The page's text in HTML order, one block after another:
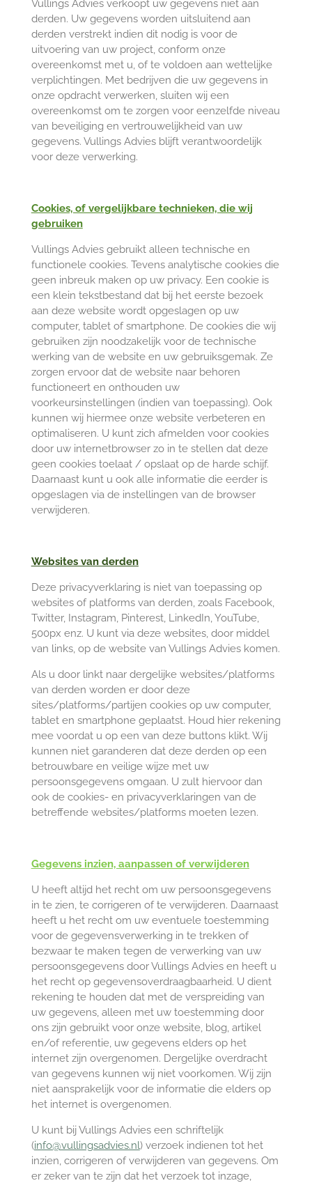
Vullings Advies verkoopt uw gegevens niet aan
derden. Uw gegevens worden uitsluitend aan
derden verstrekt indien dit nodig is voor de
uitvoering van uw project, conform onze
overeenkomst met u, of te voldoen aan wettelijke
verplichtingen. Met bedrijven die uw gegevens in
onze opdracht verwerken, sluiten wij een
overeenkomst om te zorgen voor eenzelfde niveau
van beveiliging en vertrouwelijkheid van uw
gegevens. Vullings Advies blijft verantwoordelijk
voor deze verwerking.
Cookies, of vergelijkbare technieken, die wij
gebruiken
Vullings Advies gebruikt alleen technische en
functionele cookies. Tevens analytische cookies die
geen inbreuk maken op uw privacy. Een cookie is
een klein tekstbestand dat bij het eerste bezoek
aan deze website wordt opgeslagen op uw
computer, tablet of smartphone. De cookies die wij
gebruiken zijn noodzakelijk voor de technische
werking van de website en uw gebruiksgemak. Ze
zorgen ervoor dat de website naar behoren
functioneert en onthouden uw
voorkeursinstellingen (indien van toepassing). Ook
kunnen wij hiermee onze website verbeteren en
optimaliseren. U kunt zich afmelden voor cookies
door uw internetbrowser zo in te stellen dat deze
geen cookies toelaat / opslaat op de harde schijf.
Daarnaast kunt u ook alle informatie die eerder is
opgeslagen via de instellingen van de browser
verwijderen.
Websites van derden
Deze privacyverklaring is niet van toepassing op
websites of platforms van derden, zoals Facebook,
Twitter, Instagram, Pinterest, LinkedIn, YouTube,
500px enz. U kunt via deze websites, door middel
van links, op de website van Vullings Advies komen.
Als u door linkt naar dergelijke websites/platforms
van derden worden er door deze
sites/platforms/partijen cookies op uw computer,
tablet en smartphone geplaatst. Houd hier rekening
mee voordat u op een van deze buttons klikt. Wij
kunnen niet garanderen dat deze derden op een
betrouwbare en veilige wijze met uw
persoonsgegevens omgaan. U zult hiervoor dan
ook de cookies- en privacyverklaringen van de
betreffende websites/platforms moeten lezen.
Gegevens inzien, aanpassen of verwijderen
U heeft altijd het recht om uw persoonsgegevens
in te zien, te corrigeren of te verwijderen. Daarnaast
heeft u het recht om uw eventuele toestemming
voor de gegevensverwerking in te trekken of
bezwaar te maken tegen de verwerking van uw
persoonsgegevens door Vullings Advies en heeft u
het recht op gegevensoverdraagbaarheid. U dient
rekening te houden dat met de verspreiding van
uw gegevens, alleen met uw toestemming door
ons zijn gebruikt voor onze website, blog, artikel
en/of referentie, uw gegevens elders op het
internet zijn overgenomen. Dergelijke overdracht
van gegevens kunnen wij niet voorkomen. Wij zijn
niet aansprakelijk voor de informatie die elders op
het internet is overgenomen.
U kunt bij Vullings Advies een schriftelijk
(info@vullingsadvies.nl) verzoek indienen tot het
inzien, corrigeren of verwijderen van gegevens. Om
er zeker van te zijn dat het verzoek tot inzage,